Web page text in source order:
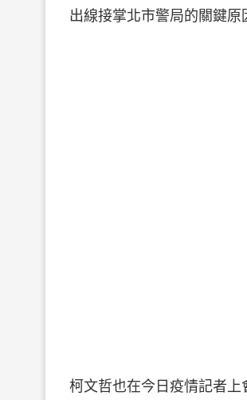
出線接掌北市警局的關鍵原
柯文哲也在今日疫情記者